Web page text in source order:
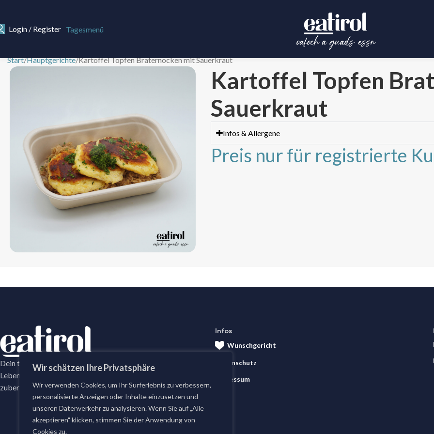
Wir schätzen Ihre Privatsphäre
Wir verwenden Cookies, um Ihr Surferlebnis zu verbessern,
personalisierte Anzeigen oder Inhalte einzusetzen und
unseren Datenverkehr zu analysieren. Wenn Sie auf „Alle
akzeptieren" klicken, stimmen Sie der Anwendung von
Cookies zu.
Login / Register Tagesmenü
Start Hauptgerichte Kartoffel Topfen Braternocken mit Sauerkraut
Kartoffel Topfen
Sauerkraut
Infos & Allergene
Preis nur für registrierte
Dein tägliches Frische-Versprechen mit erstklassige
Lebensmittel. Bei eatirol bestellst du täglich frisch
zubereitete Gerichte und erstklassige Lebensmittel.
Infos
Wunschgericht
Datenschutz
Impressum